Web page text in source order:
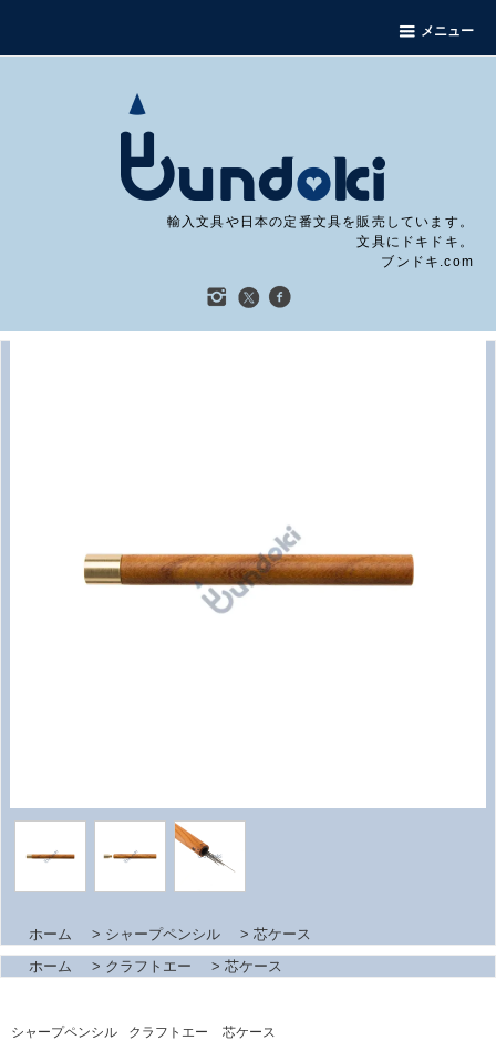
メニュー
輸入文具や日本の定番文具を販売しています。
文具にドキドキ。
ブンドキ.com
ホーム > シャープペンシル > 芯ケース
ホーム
> クラフトエー > 芯ケース
シャープペンシル クラフトエー 芯ケース